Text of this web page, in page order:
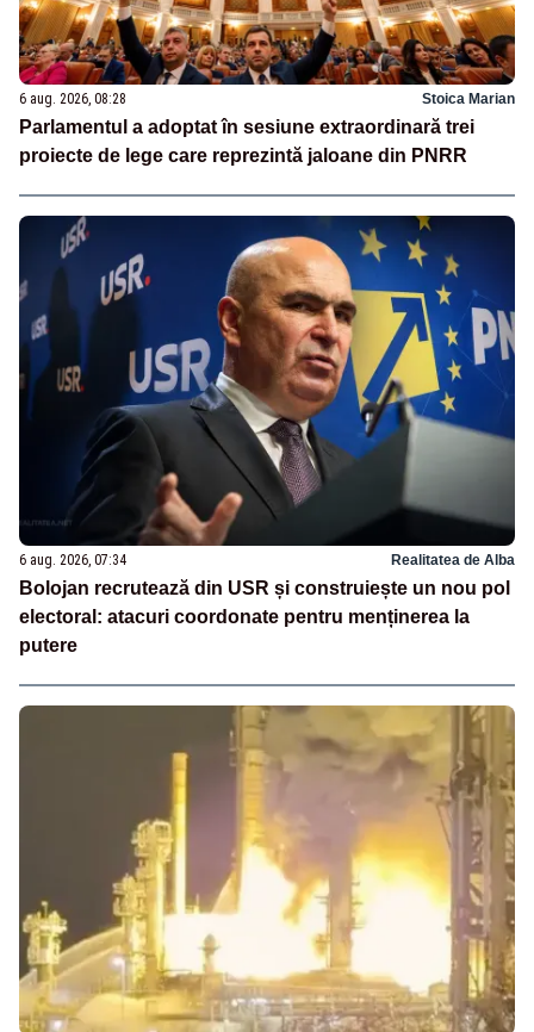
6 aug. 2026, 08:28 Stoica Marian
Parlamentul a adoptat în sesiune extraordinară trei
proiecte de lege care reprezintă jaloane din PNRR
6 aug. 2026, 07:34 Realitatea de Alba
Bolojan recrutează din USR și construiește un nou pol
electoral: atacuri coordonate pentru menținerea la
putere